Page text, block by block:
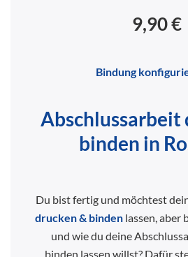
9,90 €
Bindung
Abschlussarbeit
binden in
Du bist fertig und möchtest
drucken & binden lassen, aber
und wie du deine
binden lassen willst? Dafür